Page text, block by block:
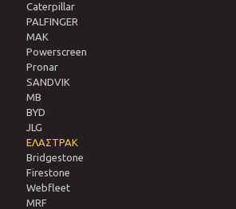
Caterpillar
PALFINGER
MAK
Powerscreen
Pronar
SANDVIΚ
MB
BYD
JLG
ΕΛΑΣΤΡΑΚ
Bridgestone
Firestone
Webfleet
MRF